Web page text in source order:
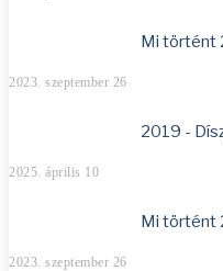
Mi történt
2023. szeptember 26
2019 -
2025. április 10
Mi történt
2023. szeptember 26